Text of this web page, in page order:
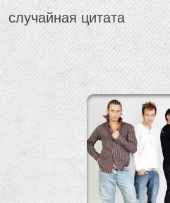
случайная цитата